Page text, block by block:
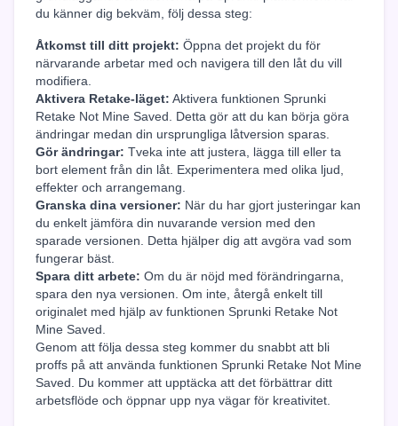
du känner dig bekväm, följ dessa steg:
Åtkomst till ditt projekt: Öppna det projekt du för
närvarande arbetar med och navigera till den låt du vill
modifiera.
Aktivera Retake-läget: Aktivera funktionen Sprunki
Retake Not Mine Saved. Detta gör att du kan börja göra
ändringar medan din ursprungliga låtversion sparas.
Gör ändringar: Tveka inte att justera, lägga till eller ta
bort element från din låt. Experimentera med olika ljud,
effekter och arrangemang.
Granska dina versioner: När du har gjort justeringar kan
du enkelt jämföra din nuvarande version med den
sparade versionen. Detta hjälper dig att avgöra vad som
fungerar bäst.
Spara ditt arbete: Om du är nöjd med förändringarna,
spara den nya versionen. Om inte, återgå enkelt till
originalet med hjälp av funktionen Sprunki Retake Not
Mine Saved.
Genom att följa dessa steg kommer du snabbt att bli
proffs på att använda funktionen Sprunki Retake Not Mine
Saved. Du kommer att upptäcka att det förbättrar ditt
arbetsflöde och öppnar upp nya vägar för kreativitet.